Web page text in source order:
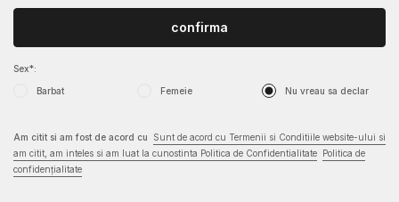
Sex*:
Barbat Femeie Nu vreau sa declar
confirma
Am citit si am fost de acord cu
Sunt de acord cu Termenii si Conditiile website-ului si
am citit, am inteles si am luat la cunostinta Politica de Confidentialitate
Politica de
confidențialitate